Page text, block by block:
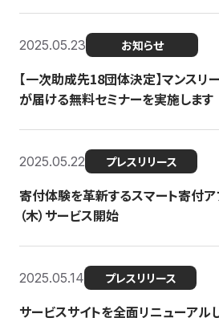
2025.05.23 お知らせ
【一次助成先18団体決定】マンス
が届ける無料セミナーを実施します
2025.05.22 プレスリリース
寄付体験を革新するスマート寄付ア
（木）サービス開始
2025.05.14 プレスリリース
サービスサイトを全面リニューアル